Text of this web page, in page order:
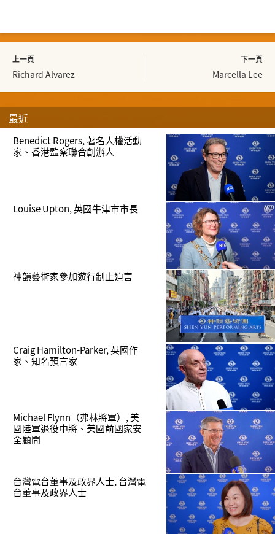
上一頁
Richard Alvarez
下一頁
Marcella Lee
最近
Benedict Rogers, 著名人權活動
家、香港監察聯合創辦人
Louise Upton, 英國牛津市市長
神韻藝術家參加遊行制止迫害
Craig Hamilton-Parker, 英國作
家、知名預言家
Michael Flynn（弗林將軍）, 美
國陸軍退役中將、美國前國家安
全顧問
台灣電台董事及政界人士, 台灣電
台董事及政界人士